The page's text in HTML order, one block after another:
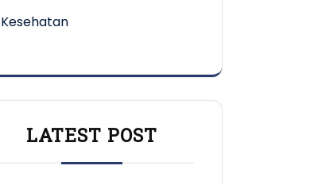
Kesehatan
LATEST POST